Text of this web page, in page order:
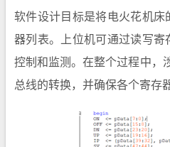
软件设计目标是将电火花机
器列表。上位机可通过读写寄
控制和监测。在整个过程中，
总线的转换，并确保各个寄存